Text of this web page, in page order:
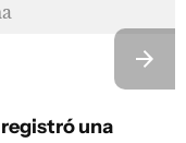
registró una